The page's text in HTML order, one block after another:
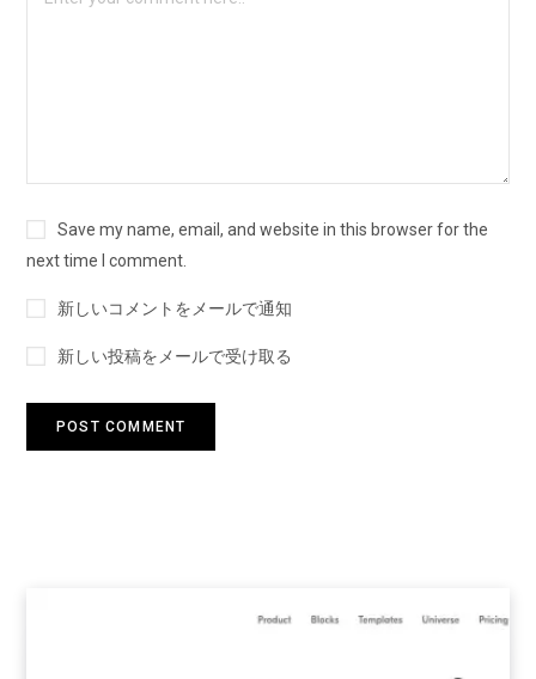
Save my name, email, and website in this browser for the
next time I comment.
新しいコメントをメールで通知
新しい投稿をメールで受け取る